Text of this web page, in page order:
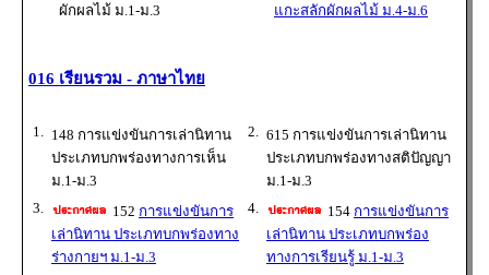
ผักผลไม้ ม.1-ม.3
แกะสลักผักผลไม้ ม.4-ม.6
016 เรียนรวม - ภาษาไทย
1. 148 การแข่งขันการเล่านิทาน
ประเภทบกพร่องทางการเห็น
ม.1-ม.3
2. 615 การแข่งขันการเล่านิทาน
ประเภทบกพร่องทางสติปัญญา
ม.1-ม.3
3.
152 การแข่งขันการ
เล่านิทาน ประเภทบกพร่องทาง
ร่างกายฯ ม.1-ม.3
4. 154 การแข่งขันการ
เล่านิทาน ประเภทบกพร่อง
ทางการเรียนรู้ ม.1-ม.3